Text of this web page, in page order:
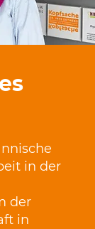
in der
der
in